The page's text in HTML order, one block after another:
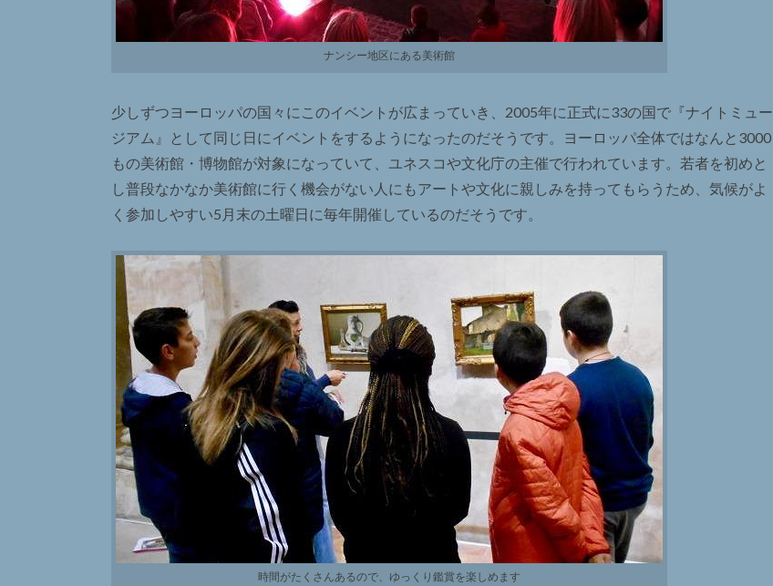
ナンシー地区にある美術館
少しずつヨーロッパの国々にこのイベントが広まっていき、2005年に正式に33の国で『ナイトミュー
ジアム』として同じ日にイベントをするようになったのだそうです。ヨーロッパ全体ではなんと3000
もの美術館・博物館が対象になっていて、ユネスコや文化庁の主催で行われています。若者を初めと
し普段なかなか美術館に行く機会がない人にもアートや文化に親しみを持ってもらうため、気候がよ
く参加しやすい5月末の土曜日に毎年開催しているのだそうです。
時間がたくさんあるので、ゆっくり鑑賞を楽しめます